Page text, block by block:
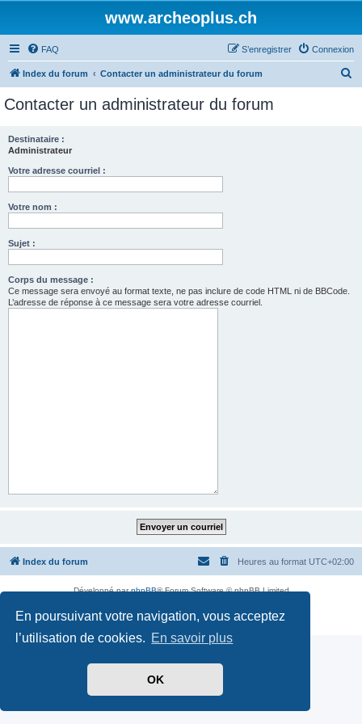
En poursuivant votre navigation, vous acceptez
l’utilisation de cookies. En savoir plus
OK
www.archeoplus.ch
FAQ Connexion
S’enregistrer
Index du forum Contacter un administrateur du forum
Contacter un administrateur du forum
Destinataire :
Administrateur
Votre adresse courriel :
Votre nom :
Sujet :
Corps du message :
Ce message sera envoyé au format texte, ne pas inclure de code HTML ni de BBCode.
L’adresse de réponse à ce message sera votre adresse courriel.
Index du forum Heures au format UTC+02:00
Développé parphpBB® Forum Software © phpBB Limited
Confidentialité| Conditions